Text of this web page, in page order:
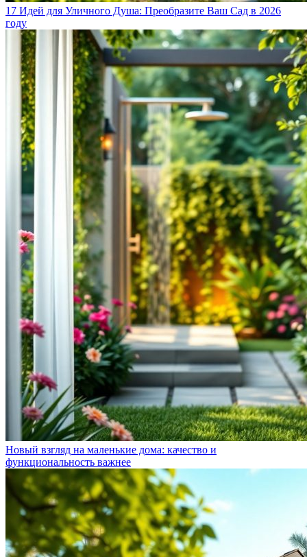
17 Идей для Уличного Душа: Преобразите Ваш Сад в 2026
году
Новый взгляд на маленькие дома: качество и
функциональность важнее